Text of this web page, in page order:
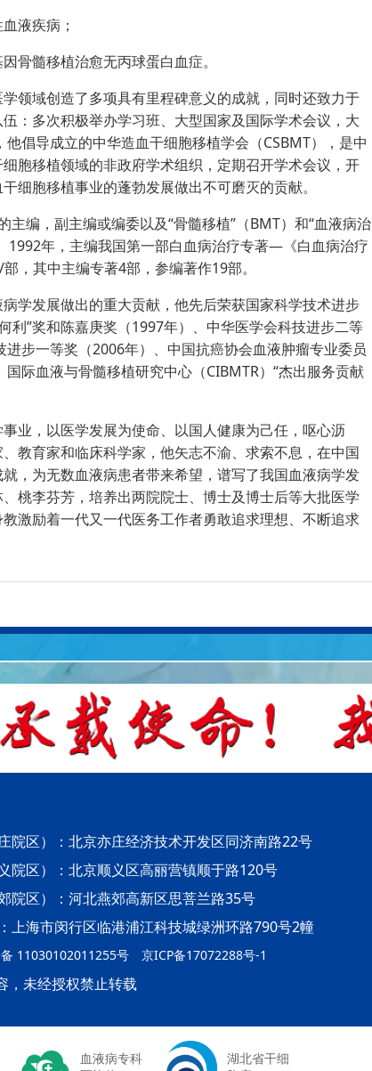
液疾病；
骨髓移植治愈无丙球蛋白血症。
领域创造了多项具有里程碑意义的成就，同时还致力于
：多次积极举办学习班、大型国家及国际学术会议，大
倡导成立的中华造血干细胞移植学会（CSBMT），是中
胞移植领域的非政府学术组织，定期召开学术会议，开
细胞移植事业的蓬勃发展做出不可磨灭的贡献。
主编，副主编或编委以及“骨髓移植”（BMT）和“血液病治
1992年，主编我国第一部白血病治疗专著—《白血病治疗
，其中主编专著4部，参编著作19部。
学发展做出的重大贡献，他先后荣获国家科学技术进步
利”奖和陈嘉庚奖（1997年）、中华医学会科技进步二等
步一等奖（2006年）、中国抗癌协会血液肿瘤专业委员
际血液与骨髓移植研究中心（CIBMTR）“杰出服务贡献
业，以医学发展为使命、以国人健康为己任，呕心沥
教育家和临床科学家，他矢志不渝、求索不息，在中国
，为无数血液病患者带来希望，谱写了我国血液病学发
桃李芬芳，培养出两院院士、博士及博士后等大批医学
激励着一代又一代医务工作者勇敢追求理想、不断追求
院区）：北京亦庄经济技术开发区同济南路22号
院区）：北京顺义区高丽营镇顺于路120号
院区）：河北燕郊高新区思菩兰路35号
上海市闵行区临港浦江科技城绿洲环路790号2幢
11030102011255号 京ICP备17072288号-1
，未经授权禁止转载
血液病专科
湖北省干细